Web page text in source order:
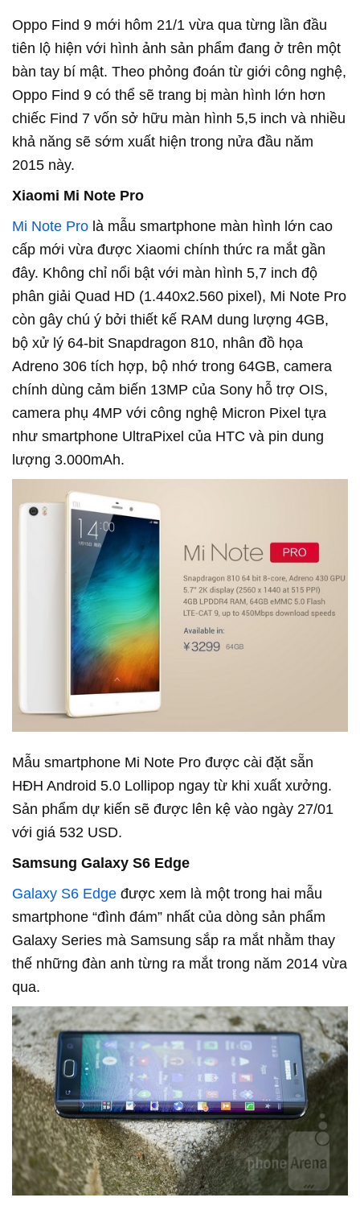
Oppo Find 9 mới hôm 21/1 vừa qua từng lần đầu
tiên lộ hiện với hình ảnh sản phẩm đang ở trên một
bàn tay bí mật. Theo phỏng đoán từ giới công nghệ,
Oppo Find 9 có thể sẽ trang bị màn hình lớn hơn
chiếc Find 7 vốn sở hữu màn hình 5,5 inch và nhiều
khả năng sẽ sớm xuất hiện trong nửa đầu năm
2015 này.
Xiaomi Mi Note Pro
Mi Note Pro là mẫu smartphone màn hình lớn cao
cấp mới vừa được Xiaomi chính thức ra mắt gần
đây. Không chỉ nổi bật với màn hình 5,7 inch độ
phân giải Quad HD (1.440x2.560 pixel), Mi Note Pro
còn gây chú ý bởi thiết kế RAM dung lượng 4GB,
bộ xử lý 64-bit Snapdragon 810, nhân đồ họa
Adreno 306 tích hợp, bộ nhớ trong 64GB, camera
chính dùng cảm biến 13MP của Sony hỗ trợ OIS,
camera phụ 4MP với công nghệ Micron Pixel tựa
như smartphone UltraPixel của HTC và pin dung
lượng 3.000mAh.
Mẫu smartphone Mi Note Pro được cài đặt sẵn
HĐH Android 5.0 Lollipop ngay từ khi xuất xưởng.
Sản phẩm dự kiến sẽ được lên kệ vào ngày 27/01
với giá 532 USD.
Samsung Galaxy S6 Edge
Galaxy S6 Edge được xem là một trong hai mẫu
smartphone “đình đám” nhất của dòng sản phẩm
Galaxy Series mà Samsung sắp ra mắt nhằm thay
thế những đàn anh từng ra mắt trong năm 2014 vừa
qua.